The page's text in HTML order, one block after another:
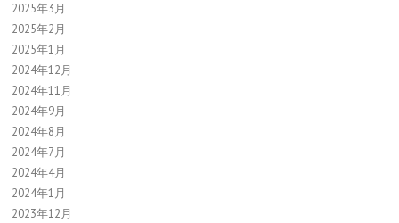
2025年3月
2025年2月
2025年1月
2024年12月
2024年11月
2024年9月
2024年8月
2024年7月
2024年4月
2024年1月
2023年12月